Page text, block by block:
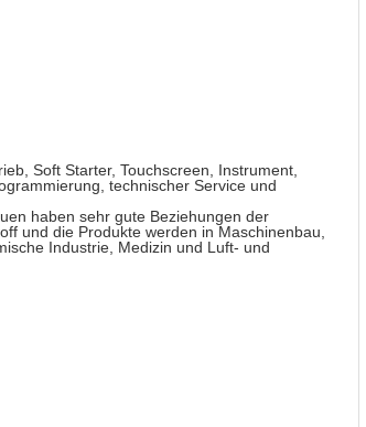
Soft Starter, Touchscreen, Instrument,
technischer Service und
haben sehr gute Beziehungen der
und die Produkte werden in Maschinenbau,
Industrie, Medizin und Luft- und